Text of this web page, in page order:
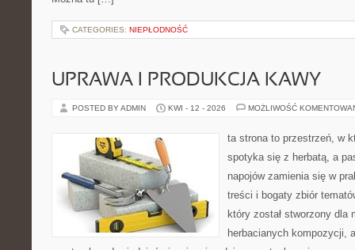
CATEGORIES: NIEPŁODNOŚĆ
UPRAWA I PRODUKCJA KAWY
POSTED BY ADMIN KWI - 12 - 2026 MOŻLIWOŚĆ
ta strona to przestrzeń, w
spotyka się z herbatą, a
napojów zamienia się w
treści i bogaty zbiór
który został stworzony dla
herbacianych kompozycji,